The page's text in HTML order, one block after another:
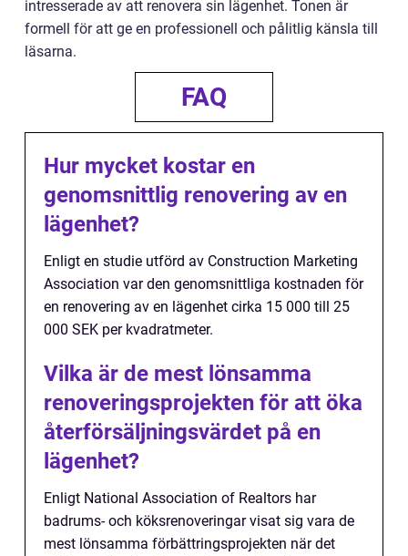
intresserade av att renovera sin lägenhet. Tonen är
formell för att ge en professionell och pålitlig känsla till
läsarna.
FAQ
Hur mycket kostar en
genomsnittlig renovering av en
lägenhet?
Enligt en studie utförd av Construction Marketing
Association var den genomsnittliga kostnaden för
en renovering av en lägenhet cirka 15 000 till 25
000 SEK per kvadratmeter.
Vilka är de mest lönsamma
renoveringsprojekten för att öka
återförsäljningsvärdet på en
lägenhet?
Enligt National Association of Realtors har
badrums- och köksrenoveringar visat sig vara de
mest lönsamma förbättringsprojekten när det